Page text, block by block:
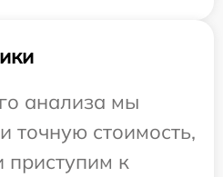
анализа мы
точную стоимость,
приступим к